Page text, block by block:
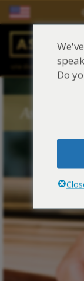
Salir del contenido
MainJustinian
Reclamaciones
Fuentes de
Síntomas y
Centro de
Blog de Asbestos
Asbestos
Do